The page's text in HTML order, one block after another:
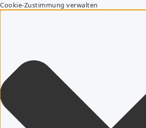
Cookie-Zustimmung verwalten